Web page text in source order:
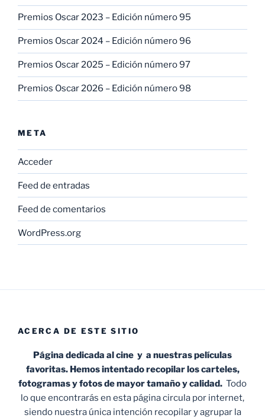
Premios Oscar 2023 – Edición número 95
Premios Oscar 2024 – Edición número 96
Premios Oscar 2025 – Edición número 97
Premios Oscar 2026 – Edición número 98
META
Acceder
Feed de entradas
Feed de comentarios
WordPress.org
ACERCA DE ESTE SITIO
Página dedicada al cine y a nuestras películas
favoritas. Hemos intentado recopilar los carteles,
fotogramas y fotos de mayor tamaño y calidad. Todo
lo que encontrarás en esta página circula por internet,
siendo nuestra única intención recopilar y agrupar la